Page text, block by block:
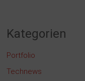
Kategorien
Portfolio
Technews